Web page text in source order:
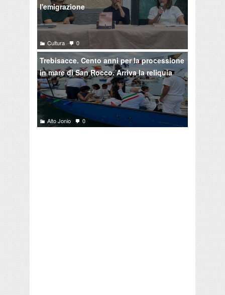
l'emigrazione
Cultura 0
Trebisacce. Cento anni per la processione
in mare di San Rocco. Arriva la reliquia
Alto Jonio 0